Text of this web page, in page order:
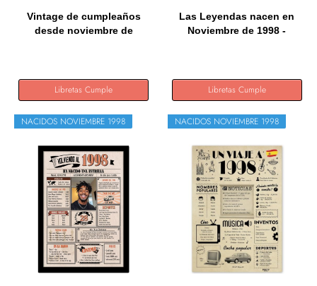
Vintage de cumpleaños
desde noviembre de
Libretas Cumple
Las Leyendas nacen en
Noviembre de 1998 -
Libretas Cumple
NACIDOS NOVIEMBRE 1998 NACIDOS NOVIEMBRE 1998